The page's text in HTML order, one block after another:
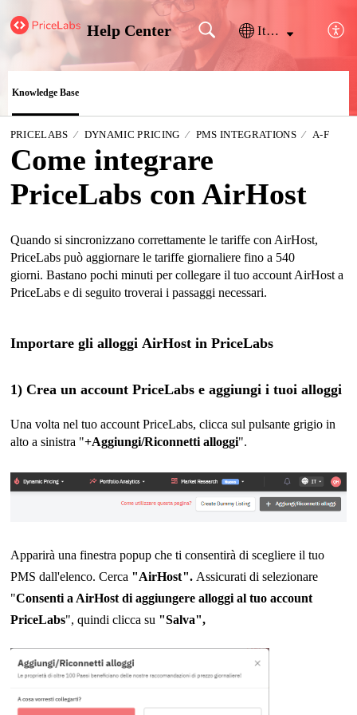
Help Center Italiano
Knowledge Base
PRICELABS DYNAMIC PRICING PMS INTEGRATIONS A-F
Come integrare
PriceLabs con AirHost
Quando si sincronizzano correttamente le tariffe con AirHost,
PriceLabs può aggiornare le tariffe giornaliere fino a 540
giorni. Bastano pochi minuti per collegare il tuo account AirHost a
PriceLabs e di seguito troverai i passaggi necessari.
Importare gli alloggi AirHostin PriceLabs
1) Crea un account PriceLabs e aggiungi i tuoi alloggi
Una volta nel tuo account PriceLabs, clicca sul pulsante grigio in
alto a sinistra "+Aggiungi/Riconnetti alloggi".
Apparirà una finestra popup che ti consentirà di scegliere il tuo
PMS dall'elenco. Cerca "AirHost". Assicurati di selezionare
"Consenti a AirHost di aggiungere alloggi al tuo account
PriceLabs", quindi clicca su "Salva",